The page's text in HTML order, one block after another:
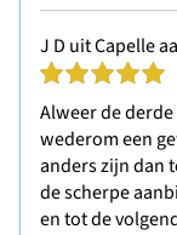
J D uit Capelle
Alweer de
wederom een
anders zijn dan
de scherpe
en tot de